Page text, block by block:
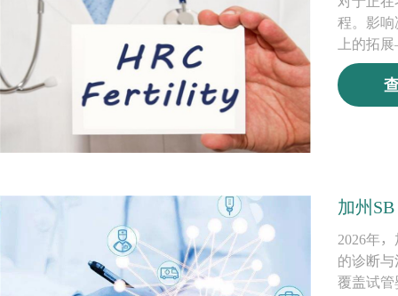
程。影
上的拓
加州
2026年
的诊断
覆盖试管